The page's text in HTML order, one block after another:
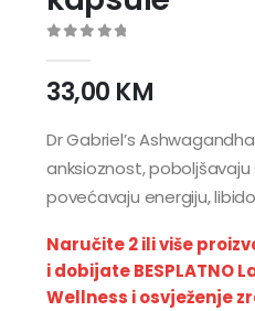
33,00 KM
Dr Gabriel’s
anksioznost,
povećavaju energiju,
Naručite 2 ili više
i dobijate BESPLATNO
Wellness i osvježenje